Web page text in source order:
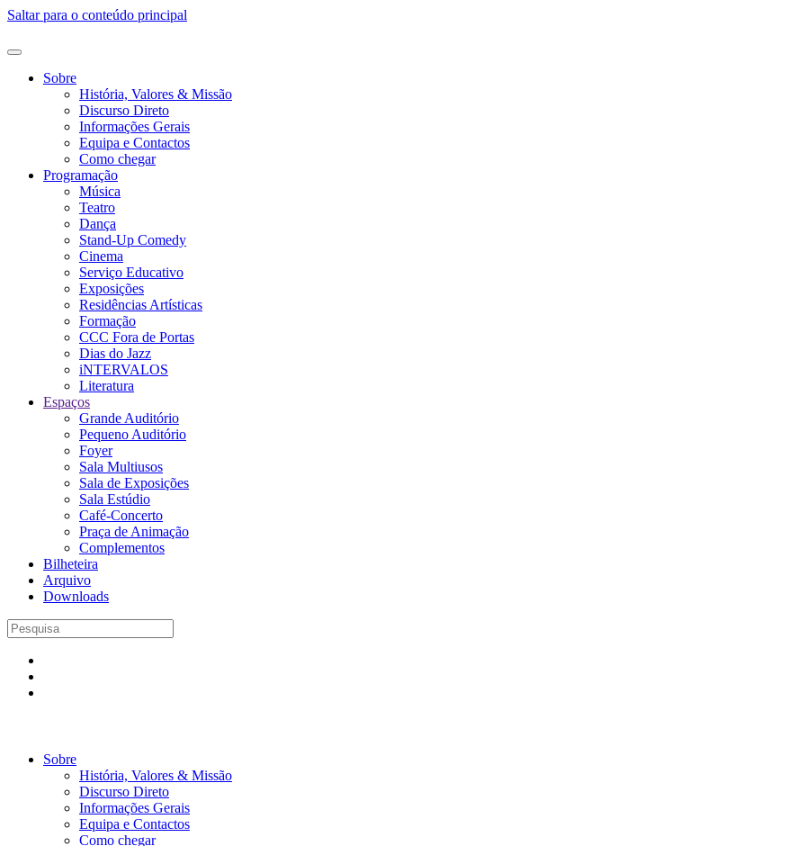
Saltar para o conteúdo principal
Sobre
História, Valores & Missão
Discurso Direto
Informações Gerais
Equipa e Contactos
Como chegar
Programação
Música
Teatro
Dança
Stand-Up Comedy
Cinema
Serviço Educativo
Exposições
Residências Artísticas
Formação
CCC Fora de Portas
Dias do Jazz
iNTERVALOS
Literatura
Espaços
Grande Auditório
Pequeno Auditório
Foyer
Sala Multiusos
Sala de Exposições
Sala Estúdio
Café-Concerto
Praça de Animação
Complementos
Bilheteira
Arquivo
Downloads
Sobre
História, Valores & Missão
Discurso Direto
Informações Gerais
Equipa e Contactos
Como chegar